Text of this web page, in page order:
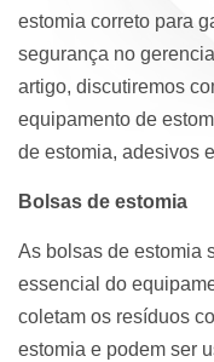
estomia correto para
segurança no
artigo, discutiremos
equipamento de
de estomia, adesivos
Bolsas de estomia
As bolsas de estomia
essencial do
coletam os resíduos
estomia e podem ser